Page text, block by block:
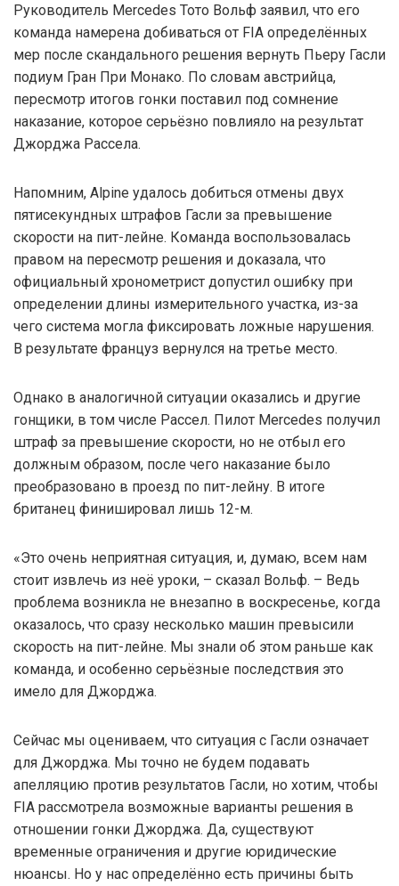
Руководитель Mercedes Тото Вольф заявил, что его
команда намерена добиваться от FIA определённых
мер после скандального решения вернуть Пьеру Гасли
подиум Гран При Монако. По словам австрийца,
пересмотр итогов гонки поставил под сомнение
наказание, которое серьёзно повлияло на результат
Джорджа Рассела.
Напомним, Alpine удалось добиться отмены двух
пятисекундных штрафов Гасли за превышение
скорости на пит-лейне. Команда воспользовалась
правом на пересмотр решения и доказала, что
официальный хронометрист допустил ошибку при
определении длины измерительного участка, из-за
чего система могла фиксировать ложные нарушения.
В результате француз вернулся на третье место.
Однако в аналогичной ситуации оказались и другие
гонщики, в том числе Рассел. Пилот Mercedes получил
штраф за превышение скорости, но не отбыл его
должным образом, после чего наказание было
преобразовано в проезд по пит-лейну. В итоге
британец финишировал лишь 12-м.
«Это очень неприятная ситуация, и, думаю, всем нам
стоит извлечь из неё уроки, – сказал Вольф. – Ведь
проблема возникла не внезапно в воскресенье, когда
оказалось, что сразу несколько машин превысили
скорость на пит-лейне. Мы знали об этом раньше как
команда, и особенно серьёзные последствия это
имело для Джорджа.
Сейчас мы оцениваем, что ситуация с Гасли означает
для Джорджа. Мы точно не будем подавать
апелляцию против результатов Гасли, но хотим, чтобы
FIA рассмотрела возможные варианты решения в
отношении гонки Джорджа. Да, существуют
временные ограничения и другие юридические
нюансы. Но у нас определённо есть причины быть